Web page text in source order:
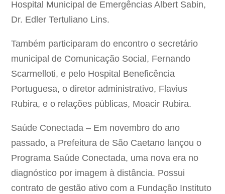
Hospital Municipal de Emergências Albert Sabin,
Dr. Edler Tertuliano Lins.
Também participaram do encontro o secretário
municipal de Comunicação Social, Fernando
Scarmelloti, e pelo Hospital Beneficência
Portuguesa, o diretor administrativo, Flavius
Rubira, e o relações públicas, Moacir Rubira.
Saúde Conectada – Em novembro do ano
passado, a Prefeitura de São Caetano lançou o
Programa Saúde Conectada, uma nova era no
diagnóstico por imagem à distância. Possui
contrato de gestão ativo com a Fundação Instituto